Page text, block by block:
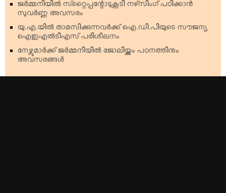
ജര്‍മ്മനിയില്‍ സ്‌റ്റൈപ്പന്റോടുകൂടി നഴ്‌സിംഗ് പഠിക്കാന്‍
സുവര്‍ണ്ണ അവസരം
യു.എ.യില്‍ താമസിക്കുന്നവര്‍ക്ക് ഐ.ഡി.പിയുടെ സൗജന്യ
ഐഇഎല്‍ടിഎസ് പരിശീലനം
നേഴ്സുമാര്‍ക്ക് ജര്‍മ്മനിയില്‍ ജോലിയ്ക്കും പഠനത്തിനും
അവസരങ്ങള്‍